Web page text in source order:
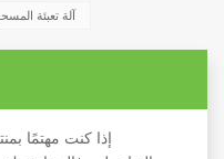
آلة تعبئة
إذا كنت مهتمًا